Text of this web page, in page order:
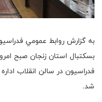
به گزارش روابط عمومي
بسکتبال استان زنجان صبح
فدراسیون در سالن انقلاب
شد.